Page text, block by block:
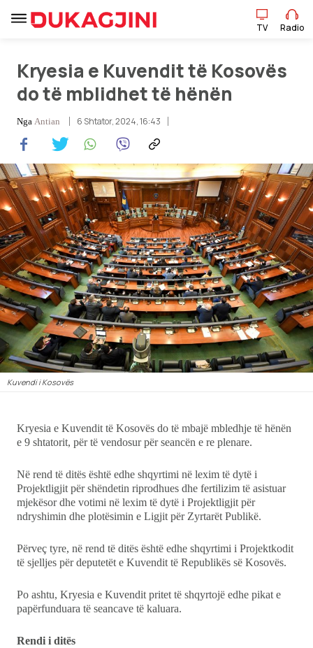
Lajme
Sport
Pikëpamje
Art Jete
Kulturë
Showbiz
Ekonomi
Udhëtime
DuVideo
TV Radio
Kryesia e Kuvendit të Kosovës
do të mblidhet të hënën
Nga Antian 6 Shtator, 2024, 16:43
Kuvendi i Kosovës
Kryesia e Kuvendit të Kosovës do të mbajë mbledhje të hënën
e 9 shtatorit, për të vendosur për seancën e re plenare.
Në rend të ditës është edhe shqyrtimi në lexim të dytë i
Projektligjit për shëndetin riprodhues dhe fertilizim të asistuar
mjekësor dhe votimi në lexim të dytë i Projektligjit për
ndryshimin dhe plotësimin e Ligjit për Zyrtarët Publikë.
Përveç tyre, në rend të ditës është edhe shqyrtimi i Projektkodit
të sjelljes për deputetët e Kuvendit të Republikës së Kosovës.
Po ashtu, Kryesia e Kuvendit pritet të shqyrtojë edhe pikat e
papërfunduara të seancave të kaluara.
Rendi i ditës